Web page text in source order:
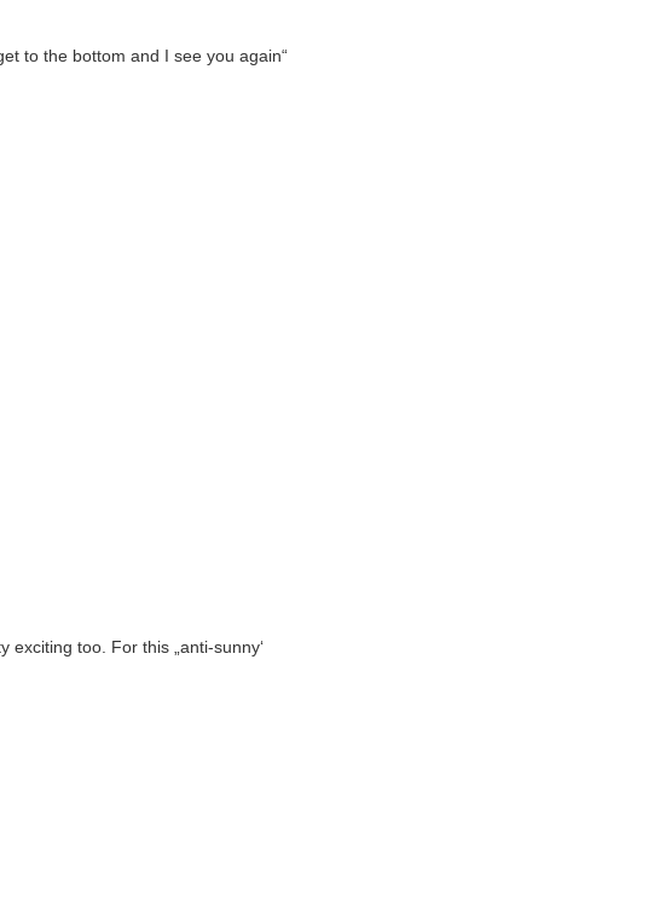
to the bottom and I see you again“
exciting too. For this „anti-sunny‘